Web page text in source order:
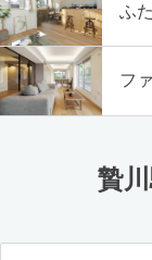
ふ
フ
贄